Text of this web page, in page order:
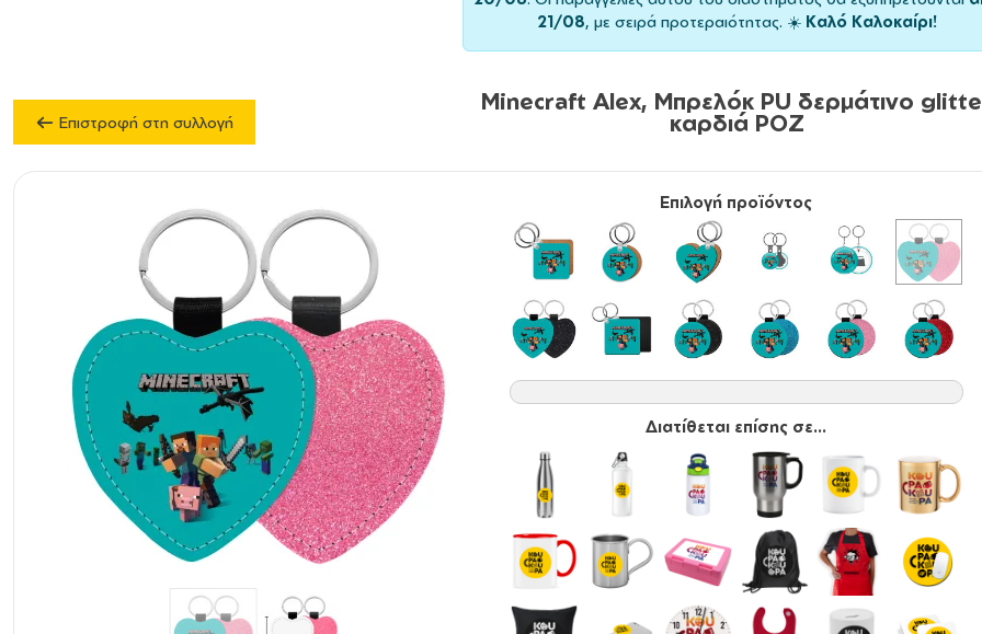
21/08, με σειρά προτεραιότητας. ☀️ Καλό Καλοκαίρι!
Επιστροφή στη συλλογή
Minecraft Alex, Μπρελόκ PU δερμάτινο
καρδιά ΡΟΖ
Επιλογή προϊόντος
Διατίθεται επίσης σε...